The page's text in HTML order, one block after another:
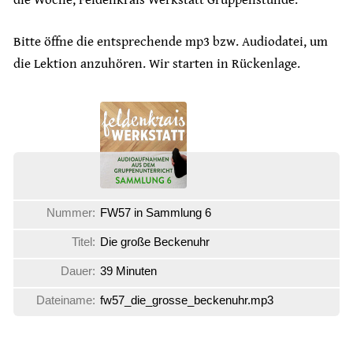
Bitte öffne die entsprechende mp3 bzw. Audiodatei, um
die Lektion anzuhören. Wir starten in Rückenlage.
Nummer: FW57 in Sammlung 6
Titel: Die große Beckenuhr
Dauer: 39 Minuten
Dateiname: fw57_die_grosse_beckenuhr.mp3